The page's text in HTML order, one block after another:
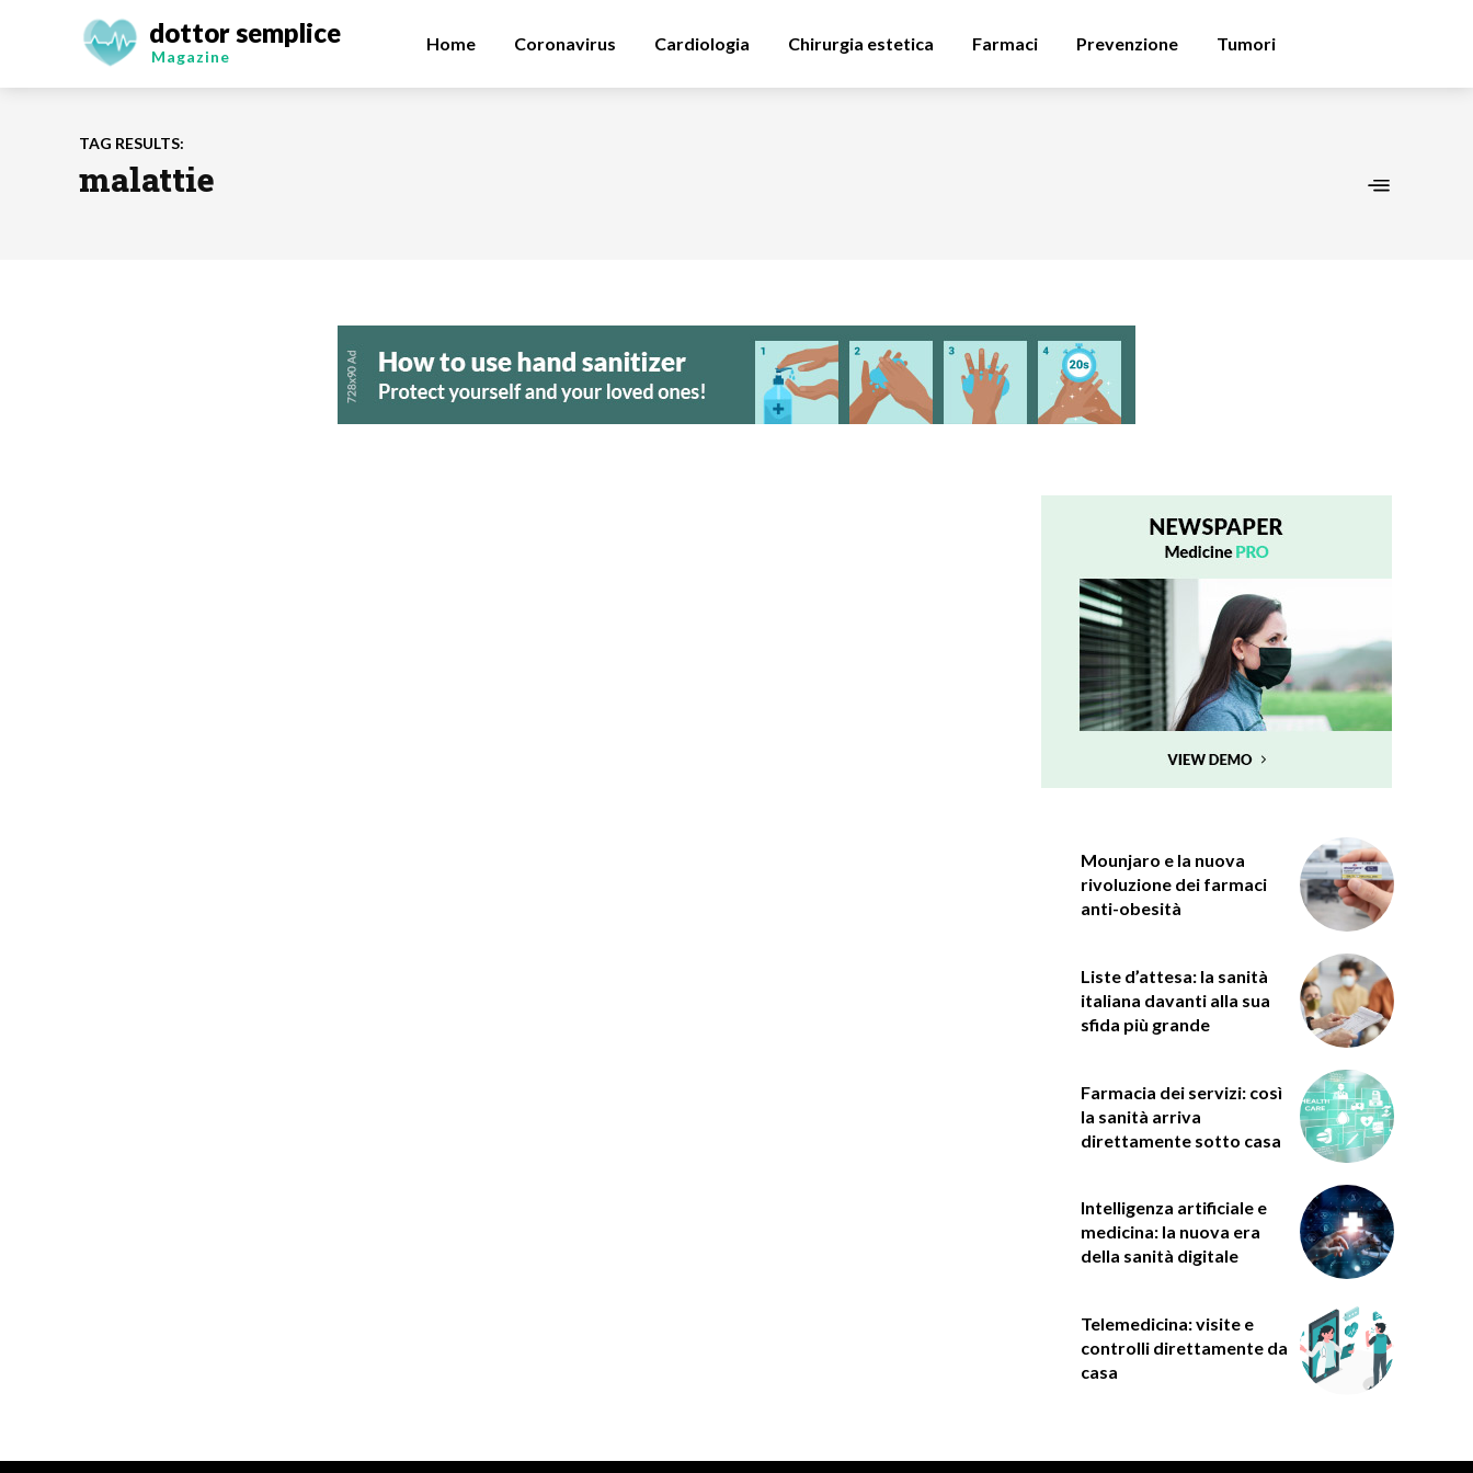
dottor semplice
Magazine
Home Coronavirus Cardiologia Chirurgia estetica Farmaci Prevenzione Tumori
TAG RESULTS:
malattie
Mounjaro e la nuova
rivoluzione dei farmaci
anti-obesità
Liste d’attesa: la sanità
italiana davanti alla sua
sfida più grande
Farmacia dei servizi: così
la sanità arriva
direttamente sotto casa
Intelligenza artificiale e
medicina: la nuova era
della sanità digitale
Telemedicina: visite e
controlli direttamente da
casa